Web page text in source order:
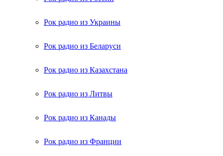
Рок радио из Украины
Рок радио из Беларуси
Рок радио из Казахстана
Рок радио из Литвы
Рок радио из Канады
Рок радио из Франции